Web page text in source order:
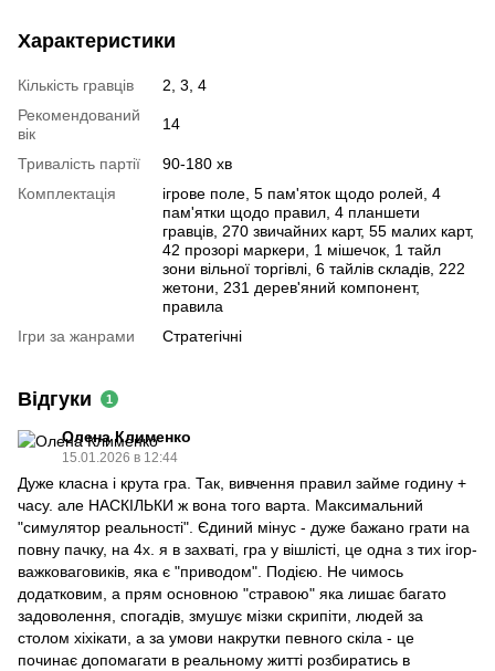
Характеристики
Кількість гравців
2, 3, 4
Рекомендований
вік
14
Тривалість партії
90-180 хв
Комплектація
ігрове поле, 5 пам'яток щодо ролей, 4
пам'ятки щодо правил, 4 планшети
гравців, 270 звичайних карт, 55 малих карт,
42 прозорі маркери, 1 мішечок, 1 тайл
зони вільної торгівлі, 6 тайлів складів, 222
жетони, 231 дерев'яний компонент,
правила
Ігри за жанрами
Стратегічні
Відгуки 1
Олена Клименко
15.01.2026 в 12:44
Дуже класна і крута гра. Так, вивчення правил займе годину +
часу. але НАСКІЛЬКИ ж вона того варта. Максимальний
"симулятор реальності". Єдиний мінус - дуже бажано грати на
повну пачку, на 4х. я в захваті, гра у вішлісті, це одна з тих ігор-
важковаговиків, яка є "приводом". Подією. Не чимось
додатковим, а прям основною "стравою" яка лишає багато
задоволення, спогадів, змушує мізки скрипіти, людей за
столом хіхікати, а за умови накрутки певного скіла - це
починає допомагати в реальному житті розбиратись в